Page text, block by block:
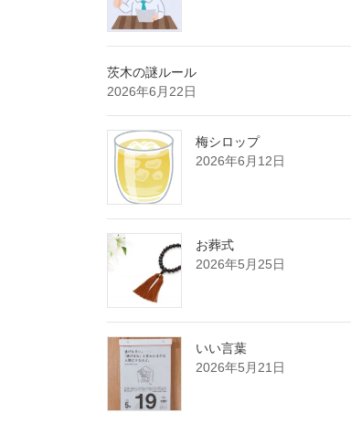
茨木の謎ルール
2026年6月22日
梅シロップ
2026年6月12日
お葬式
2026年5月25日
いい言葉
2026年5月21日